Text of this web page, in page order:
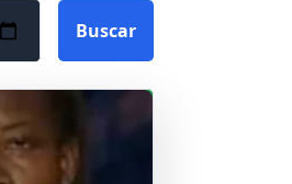
Buscar